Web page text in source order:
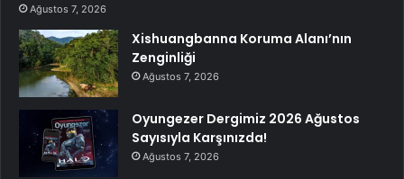
Ağustos 7, 2026
Xishuangbanna Koruma Alanı’nın
Zenginliği
Ağustos 7, 2026
Oyungezer Dergimiz 2026 Ağustos
Sayısıyla Karşınızda!
Ağustos 7, 2026